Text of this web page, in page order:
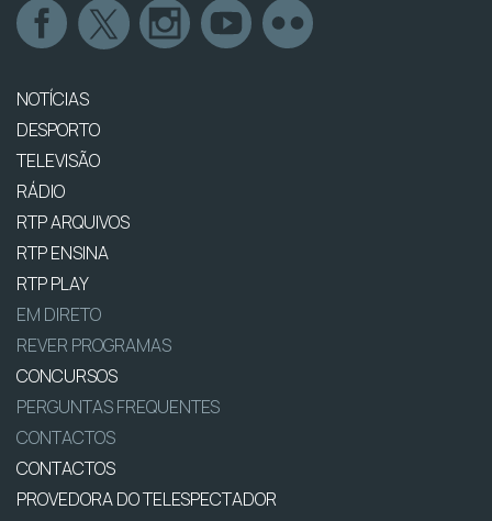
NOTÍCIAS
DESPORTO
TELEVISÃO
RÁDIO
RTP ARQUIVOS
RTP ENSINA
RTP PLAY
EM DIRETO
REVER PROGRAMAS
CONCURSOS
PERGUNTAS FREQUENTES
CONTACTOS
CONTACTOS
PROVEDORA DO TELESPECTADOR